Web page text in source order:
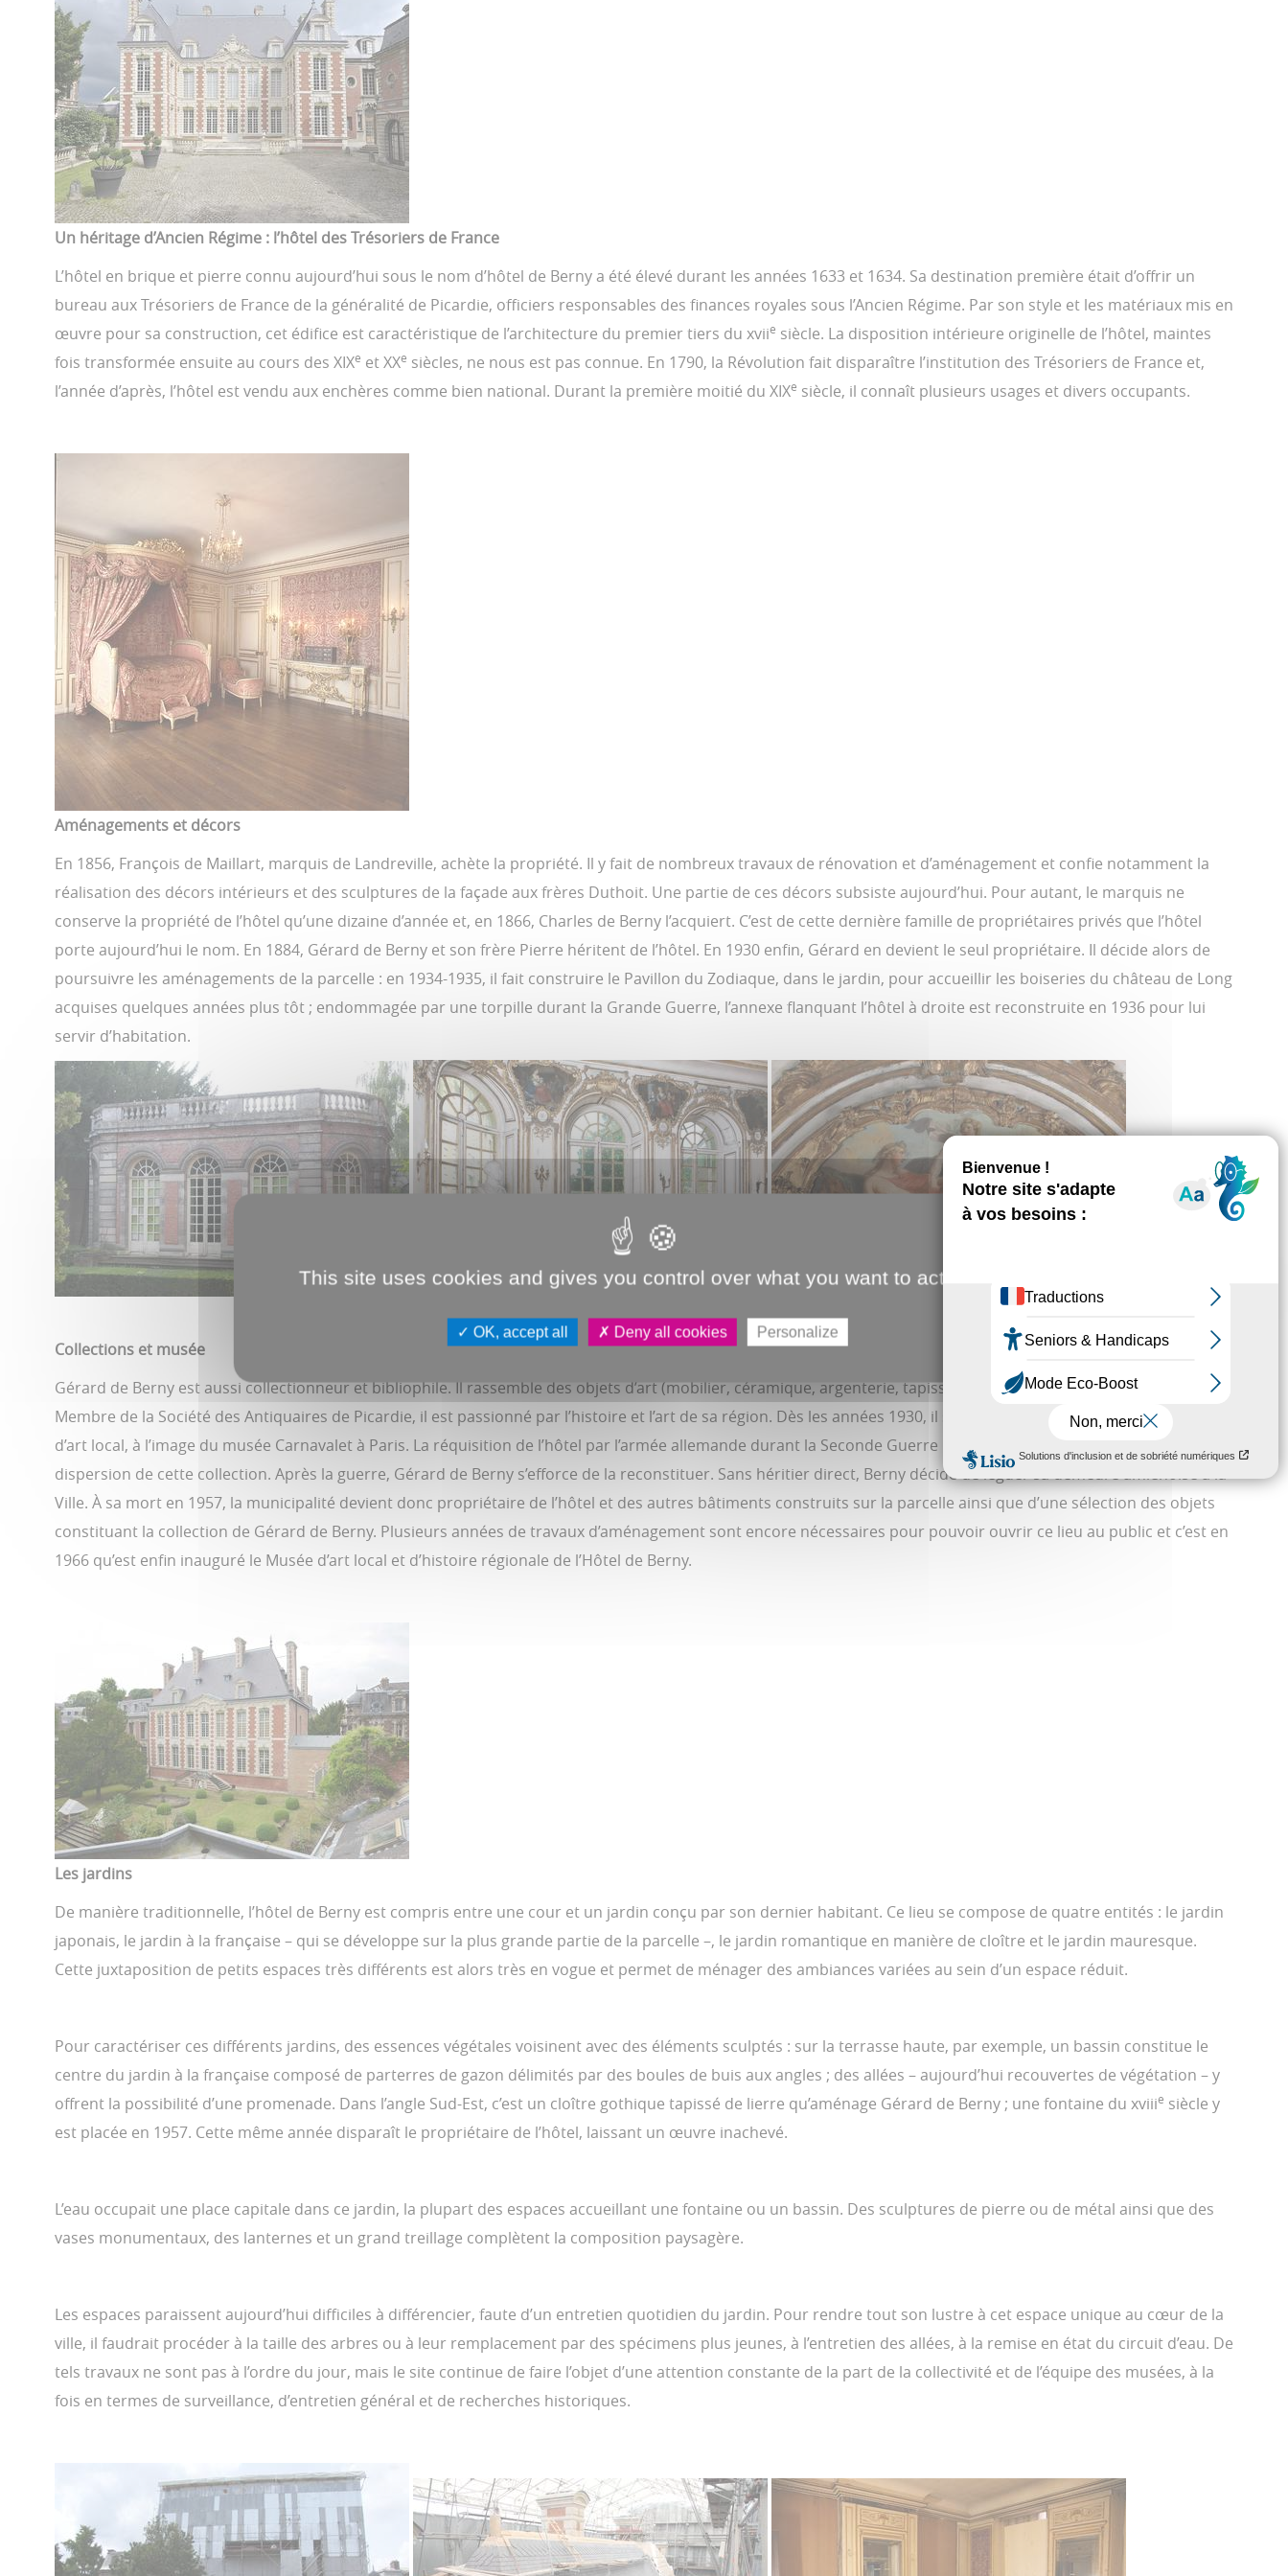
Un héritage d’Ancien Régime : l’hôtel des Trésoriers de France
L’hôtel en brique et pierre connu aujourd’hui sous le nom d’hôtel de Berny a été élevé durant les années 1633 et 1634. Sa destination première était d’offrir un
bureau aux Trésoriers de France de la généralité de Picardie, officiers responsables des finances royales sous l’Ancien Régime. Par son style et les matériaux mis en
œuvre pour sa construction, cet édifice est caractéristique de l’architecture du premier tiers du xviie siècle. La disposition intérieure originelle de l’hôtel, maintes
fois transformée ensuite au cours des XIXe et XXe siècles, ne nous est pas connue. En 1790, la Révolution fait disparaître l’institution des Trésoriers de France et,
l’année d’après, l’hôtel est vendu aux enchères comme bien national. Durant la première moitié du XIXe siècle, il connaît plusieurs usages et divers occupants.
Aménagements et décors
En 1856, François de Maillart, marquis de Landreville, achète la propriété. Il y fait de nombreux travaux de rénovation et d’aménagement et confie notamment la
réalisation des décors intérieurs et des sculptures de la façade aux frères Duthoit. Une partie de ces décors subsiste aujourd’hui. Pour autant, le marquis ne
conserve la propriété de l’hôtel qu’une dizaine d’année et, en 1866, Charles de Berny l’acquiert. C’est de cette dernière famille de propriétaires privés que l’hôtel
porte aujourd’hui le nom. En 1884, Gérard de Berny et son frère Pierre héritent de l’hôtel. En 1930 enfin, Gérard en devient le seul propriétaire. Il décide alors de
poursuivre les aménagements de la parcelle : en 1934-1935, il fait construire le Pavillon du Zodiaque, dans le jardin, pour accueillir les boiseries du château de Long
acquises quelques années plus tôt ; endommagée par une torpille durant la Grande Guerre, l’annexe flanquant l’hôtel à droite est reconstruite en 1936 pour lui
servir d’habitation.
Collections et musée
Gérard de Berny est aussi collectionneur et bibliophile. Il rassemble des objets d’art (mobilier, céramique, argenterie, tapisseries) et une très riche bibliothèque.
Membre de la Société des Antiquaires de Picardie, il est passionné par l’histoire et l’art de sa région. Dès les années 1930, il songe à faire de son hôtel un musée
d’art local, à l’image du musée Carnavalet à Paris. La réquisition de l’hôtel par l’armée allemande durant la Seconde Guerre mondiale conduit au pillage et à la
dispersion de cette collection. Après la guerre, Gérard de Berny s’efforce de la reconstituer. Sans héritier direct, Berny décide de léguer sa demeure amiénoise à la
Ville. À sa mort en 1957, la municipalité devient donc propriétaire de l’hôtel et des autres bâtiments construits sur la parcelle ainsi que d’une sélection des objets
constituant la collection de Gérard de Berny. Plusieurs années de travaux d’aménagement sont encore nécessaires pour pouvoir ouvrir ce lieu au public et c’est en
1966 qu’est enfin inauguré le Musée d’art local et d’histoire régionale de l’Hôtel de Berny.
Les jardins
De manière traditionnelle, l’hôtel de Berny est compris entre une cour et un jardin conçu par son dernier habitant. Ce lieu se compose de quatre entités : le jardin
japonais, le jardin à la française – qui se développe sur la plus grande partie de la parcelle –, le jardin romantique en manière de cloître et le jardin mauresque.
Cette juxtaposition de petits espaces très différents est alors très en vogue et permet de ménager des ambiances variées au sein d’un espace réduit.
Pour caractériser ces différents jardins, des essences végétales voisinent avec des éléments sculptés : sur la terrasse haute, par exemple, un bassin constitue le
centre du jardin à la française composé de parterres de gazon délimités par des boules de buis aux angles ; des allées – aujourd’hui recouvertes de végétation – y
offrent la possibilité d’une promenade. Dans l’angle Sud-Est, c’est un cloître gothique tapissé de lierre qu’aménage Gérard de Berny ; une fontaine du xviiie siècle y
est placée en 1957. Cette même année disparaît le propriétaire de l’hôtel, laissant un œuvre inachevé.
L’eau occupait une place capitale dans ce jardin, la plupart des espaces accueillant une fontaine ou un bassin. Des sculptures de pierre ou de métal ainsi que des
vases monumentaux, des lanternes et un grand treillage complètent la composition paysagère.
Les espaces paraissent aujourd’hui difficiles à différencier, faute d’un entretien quotidien du jardin. Pour rendre tout son lustre à cet espace unique au cœur de la
ville, il faudrait procéder à la taille des arbres ou à leur remplacement par des spécimens plus jeunes, à l’entretien des allées, à la remise en état du circuit d’eau. De
tels travaux ne sont pas à l’ordre du jour, mais le site continue de faire l’objet d’une attention constante de la part de la collectivité et de l’équipe des musées, à la
fois en termes de surveillance, d’entretien général et de recherches historiques.
This site uses cookies and gives you control over what you want to activate
OK, accept all Deny all cookies Personalize